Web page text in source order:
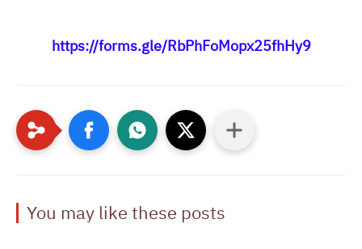
https://forms.gle/RbPhFoMopx25fhHy9
You may like these posts